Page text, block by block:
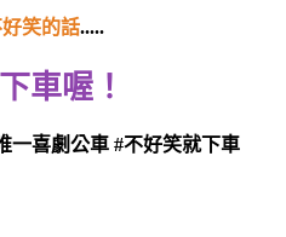
笑的話.....
車喔！
一喜劇公車 #不好笑就下車